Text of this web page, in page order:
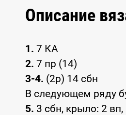
Описание
1. 7 КА
2. 7 пр (14)
3-4. (2р) 14 сбн
В следующем ряду
5. 3 сбн, крыло: 2